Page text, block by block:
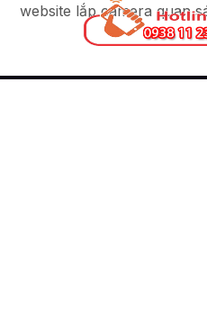
website lắp camera quan